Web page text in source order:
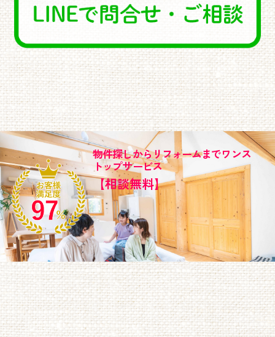
物件探しからリフォームまでワンス
トップサービス
【相談無料】